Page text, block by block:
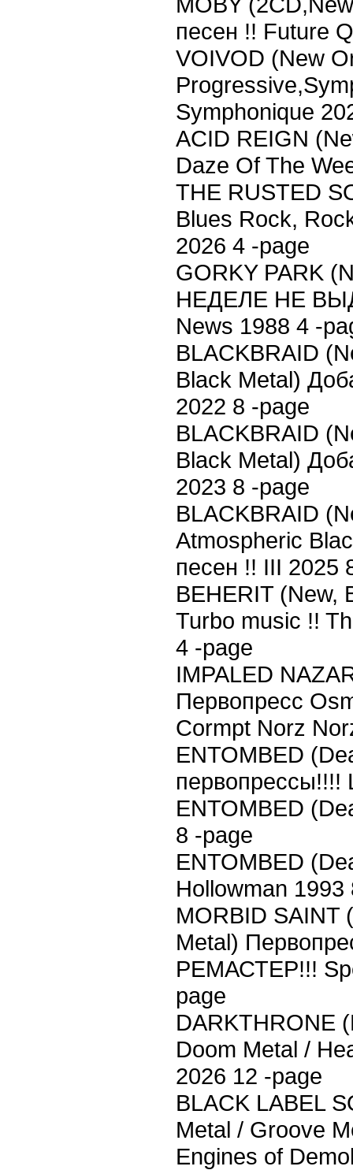
песен !! Future
VOIVOD (New
Symphonique
ACID REIGN
Daze Of The
THE RUSTED
Blues Rock,
2026 4 -page
GORKY PARK
НЕДЕЛЕ НЕ
News 1988 4 -
BLACKBRAID
Black Metal)
2022 8 -page
BLACKBRAID
Black Metal)
2023 8 -page
BLACKBRAID
Atmospheric
песен !! III 2025
BEHERIT (New,
Turbo music !!
4 -page
IMPALED
Первопресс
Cormpt Norz
ENTOMBED
первопрессы!!!!
ENTOMBED
8 -page
ENTOMBED
Hollowman 1993
MORBID SAINT
Metal)
РЕМАСТЕР!!!
page
DARKTHRONE
Doom Metal /
2026 12 -page
BLACK LABEL
Metal / Groove
Engines of